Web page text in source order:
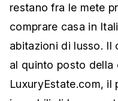
restano fra le mete
comprare casa in
abitazioni di lusso. Il
al quinto posto della
LuxuryEstate.com, il